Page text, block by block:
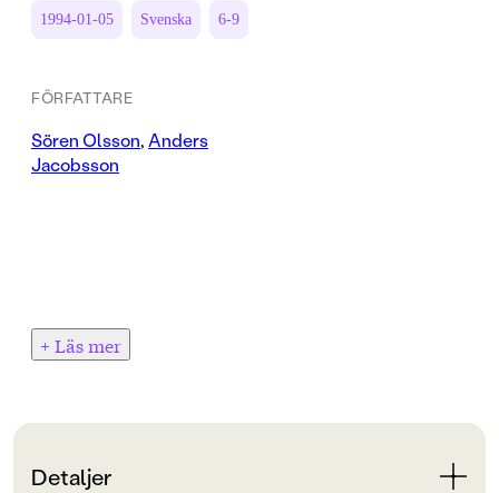
1994-01-05 Svenska 6-9
FÖRFATTARE
Sören Olsson, Anders
Jacobsson
+ Läs mer
Detaljer